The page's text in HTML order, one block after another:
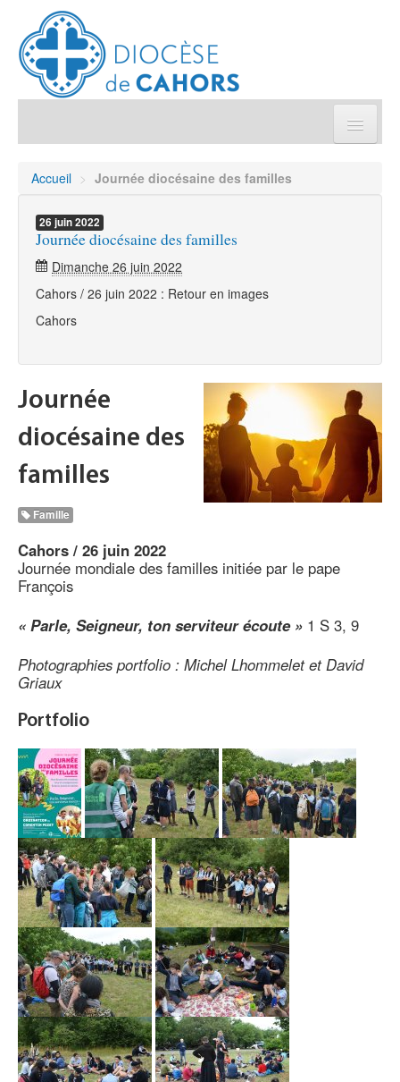
Démarches et sacrements
Sanctuaires & Pélerinages
Agenda diocésain
Annuaire/Contact
Accueil > Journée diocésaine des familles
26 juin2022
Journée diocésaine des familles
Dimanche 26 juin 2022
Cahors / 26 juin 2022 : Retour en images
Cahors
Journée
diocésaine des
familles
Famille
Cahors / 26 juin 2022
Journée mondiale des familles initiée par le pape
François
« Parle, Seigneur, ton serviteur écoute » 1 S 3, 9
Photographies portfolio : Michel Lhommelet et David
Griaux
Portfolio